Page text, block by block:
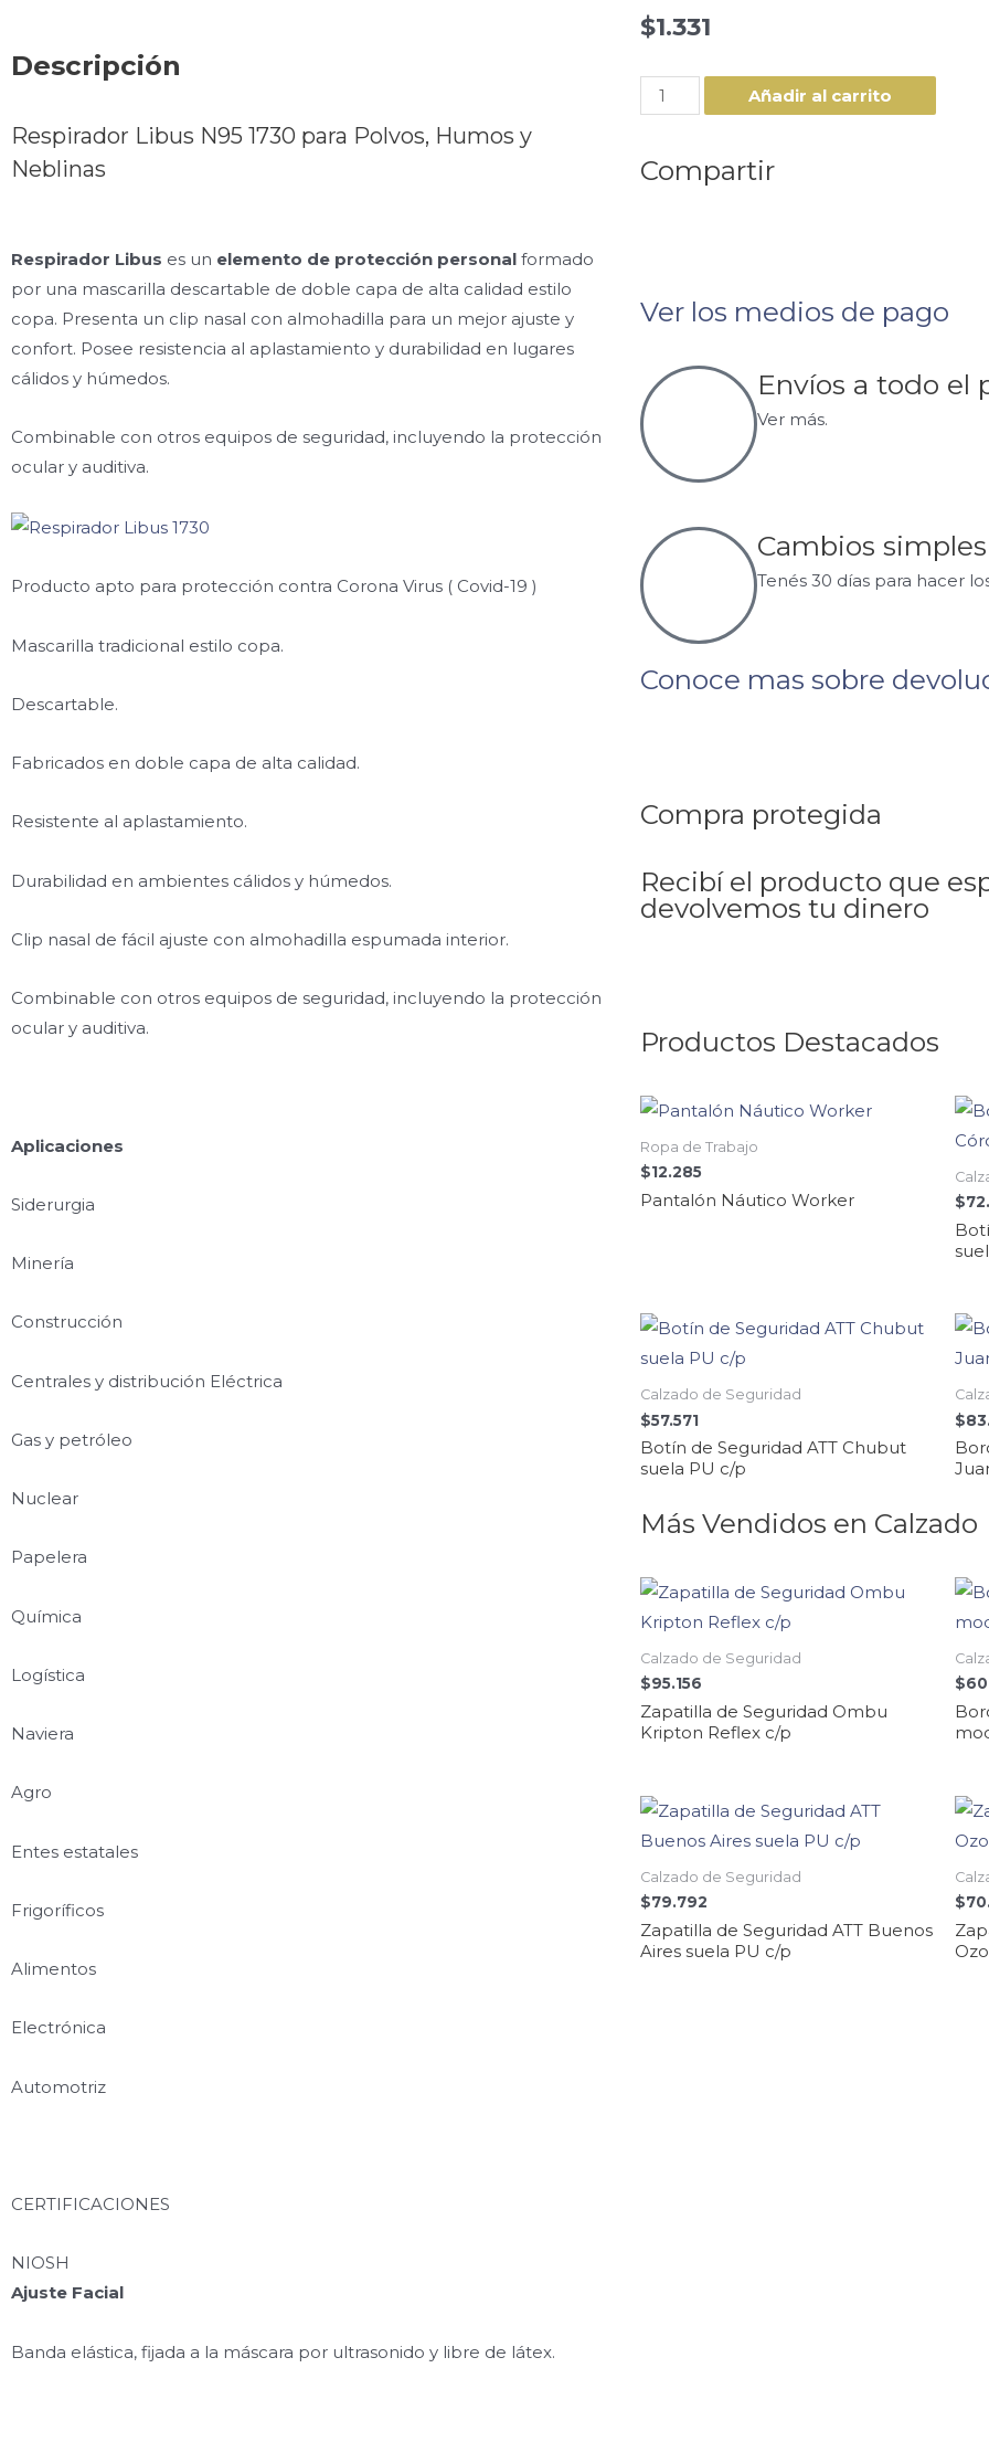
Descripción
Respirador Libus N95 1730 para Polvos, Humos y
Neblinas
Respirador Libus es un elemento de protección personal formado
por una mascarilla descartable de doble capa de alta calidad estilo
copa. Presenta un clip nasal con almohadilla para un mejor ajuste y
confort. Posee resistencia al aplastamiento y durabilidad en lugares
cálidos y húmedos.
Combinable con otros equipos de seguridad, incluyendo la protección
ocular y auditiva.
Producto apto para protección contra Corona Virus ( Covid-19 )
Mascarilla tradicional estilo copa.
Descartable.
Fabricados en doble capa de alta calidad.
Resistente al aplastamiento.
Durabilidad en ambientes cálidos y húmedos.
Clip nasal de fácil ajuste con almohadilla espumada interior.
Combinable con otros equipos de seguridad, incluyendo la protección
ocular y auditiva.
Aplicaciones
Siderurgia
Minería
Construcción
Centrales y distribución Eléctrica
Gas y petróleo
Nuclear
Papelera
Química
Logística
Naviera
Agro
Entes estatales
Frigoríficos
Alimentos
Electrónica
Automotriz
CERTIFICACIONES
NIOSH
Ajuste Facial
Banda elástica, fijada a la máscara por ultrasonido y libre de látex.
$1.331
Añadir al carrito
Compartir
Ver los medios de pago
Envíos a todo el
Ver más.
Cambios simples
Tenés 30 días para hacer
Conoce mas sobre
Compra protegida
Recibí el producto que
devolvemos tu dinero
Productos Destacados
Ropa de Trabajo
$12.285
Pantalón Náutico Worker $
Calzado de Seguridad
$57.571
Botín de Seguridad ATT Chubut
suela PU c/p
$
Más Vendidos en Calzado
Calzado de Seguridad
$95.156
Zapatilla de Seguridad Ombu
Kripton Reflex c/p
$
Calzado de Seguridad
$79.792
Zapatilla de Seguridad ATT Buenos
Aires suela PU c/p
$